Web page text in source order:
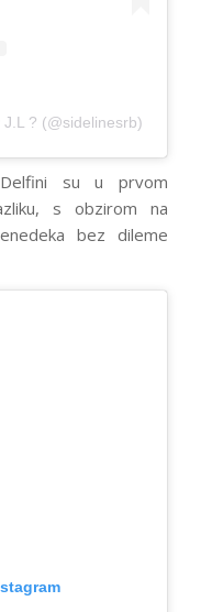
? (@sidelinesrb)
su u prvom
s obzirom na
bez dileme